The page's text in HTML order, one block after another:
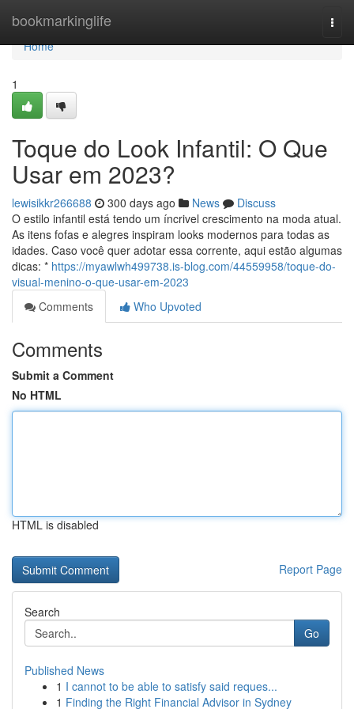
bookmarkinglife
Home
Home
1
Toque do Look Infantil: O Que
Usar em 2023?
lewisikkr266688 300 days ago News
Discuss
O estilo infantil está tendo um íncrivel crescimento na moda atual.
As itens fofas e alegres inspiram looks modernos para todas as
idades. Caso você quer adotar essa corrente, aqui estão algumas
dicas: * https://myawlwh499738.is-blog.com/44559958/toque-do-
visual-menino-o-que-usar-em-2023
Comments
Who Upvoted
Comments
Submit a Comment
No HTML
HTML is disabled
Report Page
Search
Go
Published News
1 I cannot to be able to satisfy said reques...
1 Finding the Right Financial Advisor in Sydney